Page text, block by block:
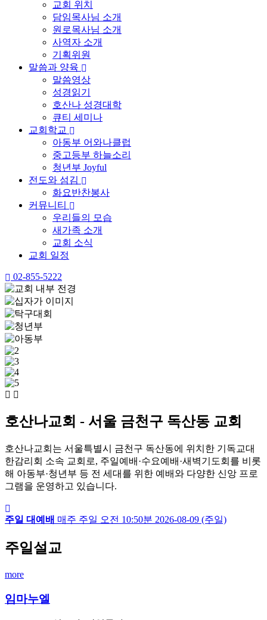
교회 위치
담임목사님 소개
원로목사님 소개
사역자 소개
기획위원
말씀과 양육
말씀영상
성경읽기
호산나 성경대학
큐티 세미나
교회학교
아동부 어와나클럽
중고등부 하늘소리
청년부 Joyful
전도와 섬김
화요반찬봉사
커뮤니티
우리들의 모습
새가족 소개
교회 소식
교회 일정
02-855-5222
호산나교회 - 서울 금천구 독산동 교회
호산나교회는 서울특별시 금천구 독산동에 위치한 기독교대
한감리회 소속 교회로, 주일예배·수요예배·새벽기도회를 비롯
해 아동부·청년부 등 전 세대를 위한 예배와 다양한 신앙 프로
그램을 운영하고 있습니다.
주일 대예배 매주 주일 오전 10:50분 2026-08-09 (주일)
주일설교
more
임마누엘